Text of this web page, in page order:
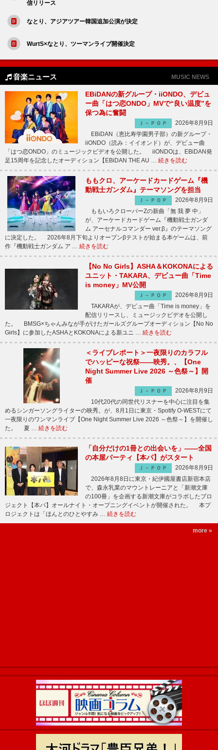
信リリース
なとり、アジアツアー韓国追加公演が決定
WurtS×なとり、ツーマンライブ開催決定
音楽ニュース MUSIC NEWS
EBiDANの新グループ・iiONDO、デビュ
ー曲「はつ恋ONDO」MVで“良い温度”を
保つ為に奮闘
Ｊ－ＰＯＰ
2026年8月9日
EBiDAN（恵比寿学園男子部）の新グループ・
iiONDO（読み：イイオンド）が、デビュー曲
「はつ恋ONDO」のミュージックビデオを公開した。 iiONDOは、EBiDAN発
足15周年を記念したオーディション【EBiDAN THE AU … 続きを読む
ももクロ、アーケードカードゲーム『機
動戦士ガンダム』テーマソングを担当
Ｊ－ＰＯＰ
2026年8月9日
ももいろクローバーZの新曲「無 我 夢 中」
が、アーケードカードゲーム『機動戦士ガンダ
ム アーセナルコマンダー ver.β』のテーマソング
に決定した。 2026年8月下旬よりオープンβテストが始まる本ゲームは、前
作『機動戦士ガンダム ア … 続きを読む
【No No Girls】ASHA＆KOKONAによる
ユニット・TAKARA、デビュー曲「Time
is money」MV公開
Ｊ－ＰＯＰ
2026年8月9日
TAKARAが、デビュー曲「Time is money」を
配信リリースし、ミュージックビデオを公開し
た。 BMSG×ちゃんみなが手がけたガールズグループオーディション【No No
Girls】に参加したASHAとKOKONAによる新ユニ … 続きを読む
＜ライブレポート＞一夜限りのカラフル
でハッピーな祝祭――映秀。、【One
Night Summer Live 2026 ～色祭～】開
催
Ｊ－ＰＯＰ
2026年8月9日
10代20代の同世代リスナーを中心に注目を集
めるシンガーソングライターの映秀。が、8月1日に東京・Spotify O-WESTにて
一夜限りのワンマンライブ【One Night Summer Live 2026 ～色祭～】を開催し
た。 夏 … 続きを読む
「自分だけの1冊との出会いを」――全国
の本屋パーティ【本パ】がスタート
Ｊ－ＰＯＰ
2026年8月9日
2026年8月8日に東京・紀伊國屋書店新宿本店
で、森永乳業のマウントレーニアと「新潮文庫
の100冊」を企画する新潮文庫がコラボしたプロ
ジェクト【本パ】オールナイト・オープニングイベントが開催された。 本プ
ロジェクトは「ほんとのひとやすみ … 続きを読む
more »